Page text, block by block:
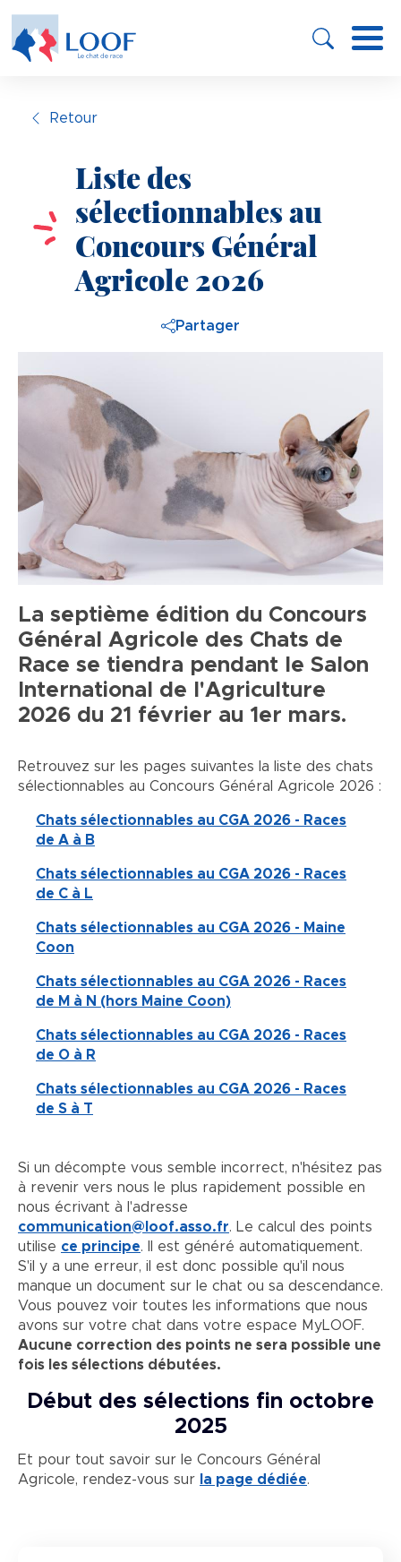
contenu
Retour
Liste des
sélectionnables au
Concours Général
Agricole 2026
Partager
La septième édition du Concours
Général Agricole des Chats de
Race se tiendra pendant le Salon
International de l'Agriculture
2026 du 21 février au 1er mars.
Retrouvez sur les pages suivantes la liste des chats
sélectionnables au Concours Général Agricole 2026 :
Chats sélectionnables au CGA 2026 - Races
de A à B
Chats sélectionnables au CGA 2026 - Races
de C à L
Chats sélectionnables au CGA 2026 - Maine
Coon
Chats sélectionnables au CGA 2026 - Races
de M à N (hors Maine Coon)
Chats sélectionnables au CGA 2026 - Races
de O à R
Chats sélectionnables au CGA 2026 - Races
de S à T
Si un décompte vous semble incorrect, n'hésitez pas
à revenir vers nous le plus rapidement possible en
nous écrivant à l'adresse
communication@loof.asso.fr. Le calcul des points
utilise ce principe. Il est généré automatiquement.
S'il y a une erreur, il est donc possible qu'il nous
manque un document sur le chat ou sa descendance.
Vous pouvez voir toutes les informations que nous
avons sur votre chat dans votre espace MyLOOF.
Aucune correction des points ne sera possible une
fois les sélections débutées.
Début des sélections fin octobre
2025
Et pour tout savoir sur le Concours Général
Agricole, rendez-vous sur
la page dédiée.